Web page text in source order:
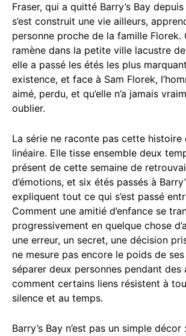
Fraser, qui a quitté Barry’s Bay
s’est construit une vie ailleurs,
personne proche de la famille Florek.
ramène dans la petite ville lacustre de
elle a passé les étés les plus
existence, et face à Sam Florek,
aimé, perdu, et qu’elle n’a jamais
oublier.
La série ne raconte pas cette histoire
linéaire. Elle tisse ensemble deux
présent de cette semaine de
d’émotions, et six étés passés à
expliquent tout ce qui s’est passé
Comment une amitié d’enfance se
progressivement en quelque chose
une erreur, un secret, une décision
ne mesure pas encore le poids de
séparer deux personnes pendant des
comment certains liens résistent à
silence et au temps.
Barry’s Bay n’est pas un simple